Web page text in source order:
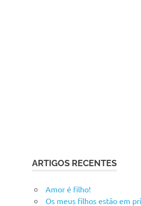
ARTIGOS RECENTES
Amor é filho!
Os meus filhos estão em